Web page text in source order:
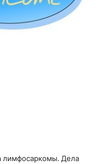
лимфосаркомы. Дела